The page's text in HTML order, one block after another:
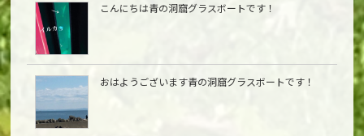
こんにちは青の洞窟グラスボートです！
おはようございます青の洞窟グラスボートです！